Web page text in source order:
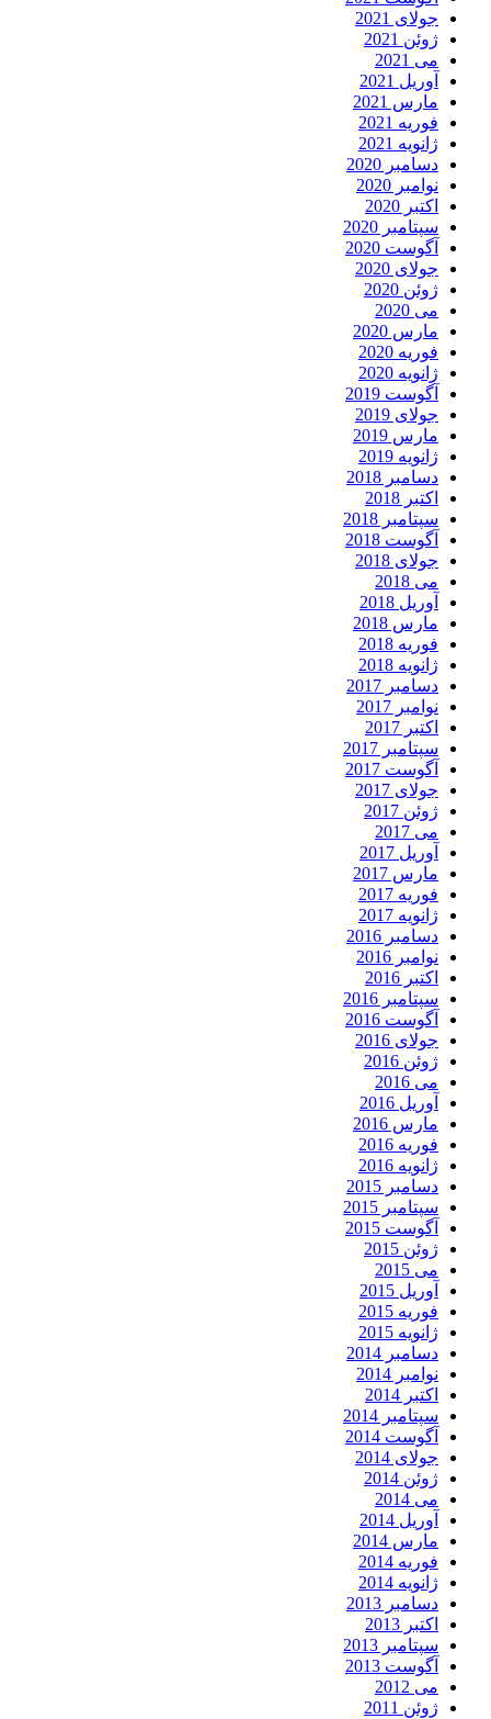
جولای 2021
ژوئن 2021
می 2021
آوریل 2021
مارس 2021
فوریه 2021
ژانویه 2021
دسامبر 2020
نوامبر 2020
اکتبر 2020
سپتامبر 2020
آگوست 2020
جولای 2020
ژوئن 2020
می 2020
مارس 2020
فوریه 2020
ژانویه 2020
آگوست 2019
جولای 2019
مارس 2019
ژانویه 2019
دسامبر 2018
اکتبر 2018
سپتامبر 2018
آگوست 2018
جولای 2018
می 2018
آوریل 2018
مارس 2018
فوریه 2018
ژانویه 2018
دسامبر 2017
نوامبر 2017
اکتبر 2017
سپتامبر 2017
آگوست 2017
جولای 2017
ژوئن 2017
می 2017
آوریل 2017
مارس 2017
فوریه 2017
ژانویه 2017
دسامبر 2016
نوامبر 2016
اکتبر 2016
سپتامبر 2016
آگوست 2016
جولای 2016
ژوئن 2016
می 2016
آوریل 2016
مارس 2016
فوریه 2016
ژانویه 2016
دسامبر 2015
سپتامبر 2015
آگوست 2015
ژوئن 2015
می 2015
آوریل 2015
فوریه 2015
ژانویه 2015
دسامبر 2014
نوامبر 2014
اکتبر 2014
سپتامبر 2014
آگوست 2014
جولای 2014
ژوئن 2014
می 2014
آوریل 2014
مارس 2014
فوریه 2014
ژانویه 2014
دسامبر 2013
اکتبر 2013
سپتامبر 2013
آگوست 2013
می 2012
ژوئن 2011